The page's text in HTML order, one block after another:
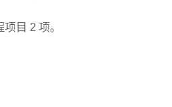
目 2 项。